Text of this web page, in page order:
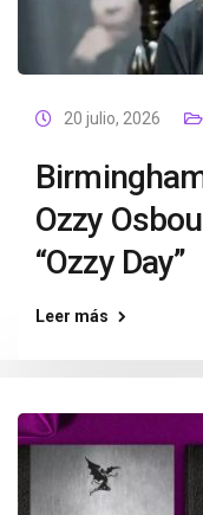
20 julio, 2026
Ozzy
“Ozzy Day”
Leer más